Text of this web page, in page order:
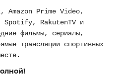
Amazon Prime Video,
Spotify, RakutenTV и
фильмы, сериалы,
трансляции спортивных